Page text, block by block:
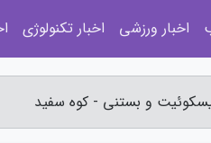
و بستنی - کوه سفید
اخبار ورزشی اخبار تکنولوژی